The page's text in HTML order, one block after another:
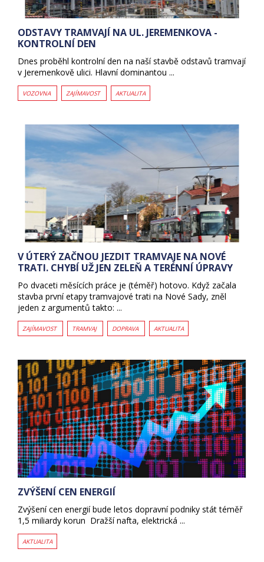
ODSTAVY TRAMVAJÍ NA UL. JEREMENKOVA -
KONTROLNÍ DEN
Dnes proběhl kontrolní den na naší stavbě odstavů tramvají
v Jeremenkově ulici. Hlavní dominantou ...
VOZOVNA ZAJÍMAVOST AKTUALITA
V ÚTERÝ ZAČNOU JEZDIT TRAMVAJE NA NOVÉ
TRATI. CHYBÍ UŽ JEN ZELEŇ A TERÉNNÍ ÚPRAVY
Po dvaceti měsících práce je (téměř) hotovo. Když začala
stavba první etapy tramvajové trati na Nové Sady, zněl
jeden z argumentů takto: ...
ZAJÍMAVOST TRAMVAJ DOPRAVA AKTUALITA
ZVÝŠENÍ CEN ENERGIÍ
Zvýšení cen energií bude letos dopravní podniky stát téměř
1,5 miliardy korun Dražší nafta, elektrická ...
AKTUALITA